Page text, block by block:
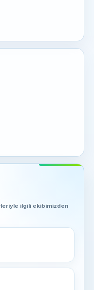
ilgili ekibimizden